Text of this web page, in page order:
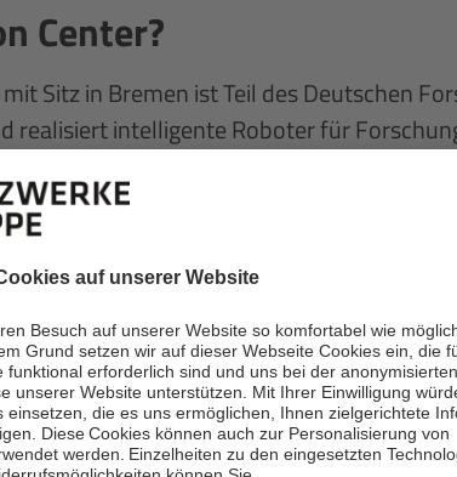
Center?
Sitz in Bremen ist Teil des Deutschen
realisiert intelligente Roboter für
immer die reale Anwendung im Blick
zur Automatisierung, sondern um
Neurowissenschaftler interessiert mich